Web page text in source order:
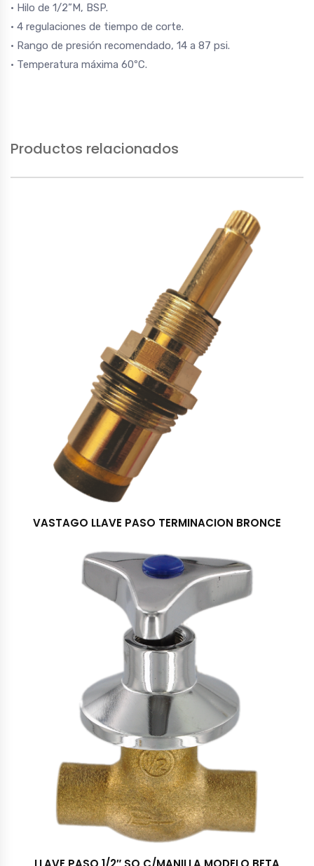
• Hilo de 1/2”M, BSP.
• 4 regulaciones de tiempo de corte.
• Rango de presión recomendado, 14 a 87 psi.
• Temperatura máxima 60ºC.
Productos relacionados
VASTAGO LLAVE PASO TERMINACION BRONCE